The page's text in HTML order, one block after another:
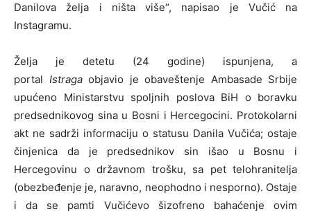
Danilova želja i ništa više“, napisao je Vučić na
Instagramu.
Želja je detetu (24 godine) ispunjena, a
portal Istragaobjavio je obaveštenje Ambasade Srbije
upućeno Ministarstvu spoljnih poslova BiH o boravku
predsednikovog sina u Bosni i Hercegocini. Protokolarni
akt ne sadrži informaciju o statusu Danila Vučića; ostaje
činjenica da je predsednikov sin išao u Bosnu i
Hercegovinu o državnom trošku, sa pet telohranitelja
(obezbeđenje je, naravno, neophodno i nesporno). Ostaje
i da se pamti Vučićevo šizofreno bahaćenje ovim